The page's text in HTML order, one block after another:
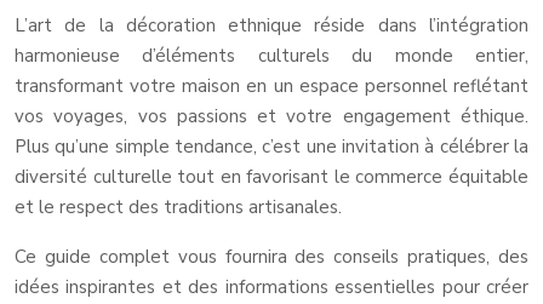
L’art de la décoration ethnique réside dans l’intégration
harmonieuse d’éléments culturels du monde entier,
transformant votre maison en un espace personnel reflétant
vos voyages, vos passions et votre engagement éthique.
Plus qu’une simple tendance, c’est une invitation à célébrer la
diversité culturelle tout en favorisant le commerce équitable
et le respect des traditions artisanales.
Ce guide complet vous fournira des conseils pratiques, des
idées inspirantes et des informations essentielles pour créer